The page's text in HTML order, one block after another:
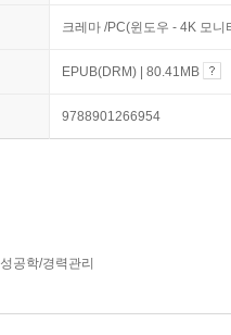
크레마 /PC(윈도우 - 4K 모
EPUB(DRM) | 80.41MB
9788901266954
성공학/경력관리